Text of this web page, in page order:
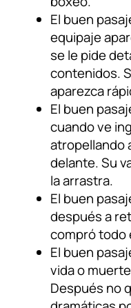
El buen
equipaje
se le pide
contenidos.
aparezca
El buen
cuando ve
atropellando
delante. Su
la arrastra.
El buen
después a
compró todo
El buen
vida o
Después no